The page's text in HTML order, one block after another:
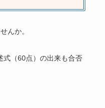
んか。
式（60点）の出来も合否